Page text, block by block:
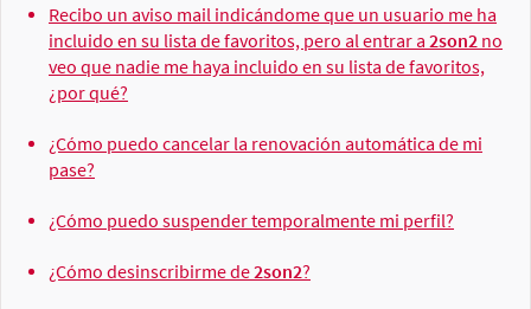
Recibo un aviso mail indicándome que un usuario me ha
incluido en su lista de favoritos, pero al entrar a 2son2 no
veo que nadie me haya incluido en su lista de favoritos,
¿por qué?
¿Cómo puedo cancelar la renovación automática de mi
pase?
¿Cómo puedo suspender temporalmente mi perfil?
¿Cómo desinscribirme de2son2?